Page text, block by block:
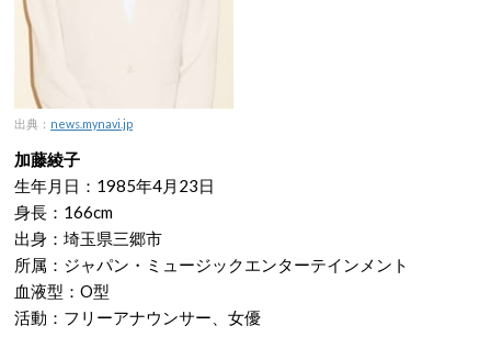
出典： news.mynavi.jp
加藤綾子
生年月日：1985年4月23日
身長：166cm
出身：埼玉県三郷市
所属：ジャパン・ミュージックエンターテインメント
血液型：O型
活動：フリーアナウンサー、女優